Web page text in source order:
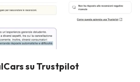
su Trustpilot